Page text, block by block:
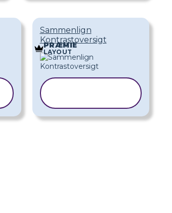
Sammenlign
Kontrastoversigt
PRÆMIE
LAYOUT